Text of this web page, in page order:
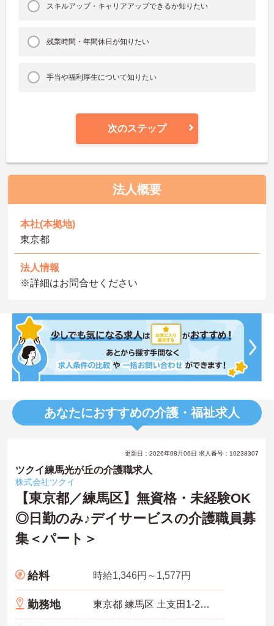
スキルアップ・キャリアアップできるか知りたい
残業時間・年間休日が知りたい
手当や福利厚生について知りたい
次のステップ
法人概要
本社(本拠地)
東京都
法人情報
※詳細はお問合せください
あなたにおすすめの介護・福祉求人
更新日：2026年08月06日 求人番号：10238307
ツクイ練馬光が丘の介護職求人
株式会社ツクイ
【東京都／練馬区】無資格・未経験OK
◎日勤のみ♪デイサービスの介護職員募
集＜パート＞
給料 時給1,346円～1,577円
勤務地 東京都 練馬区 土支田1-20-11